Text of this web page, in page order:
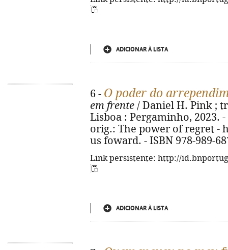
ADICIONAR À LISTA
6 - O poder do
em frente / Daniel H. Pink ;
Lisboa : Pergaminho, 2023.
orig.: The power of regret -
us foward. - ISBN 978-989-
Link persistente: http://
ADICIONAR À LISTA